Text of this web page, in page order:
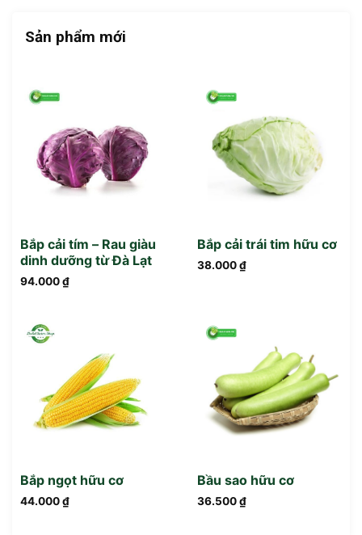
Sản phẩm mới
Bắp cải tím – Rau giàu
dinh dưỡng từ Đà Lạt
94.000₫
Bắp cải trái tim hữu cơ
38.000₫
Bắp ngọt hữu cơ
44.000₫
Bầu sao hữu cơ
36.500₫